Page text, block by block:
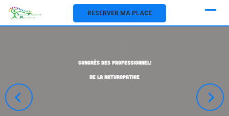
RESERVER MA PLACE
Congrès des Professionnels
de la Naturopathie